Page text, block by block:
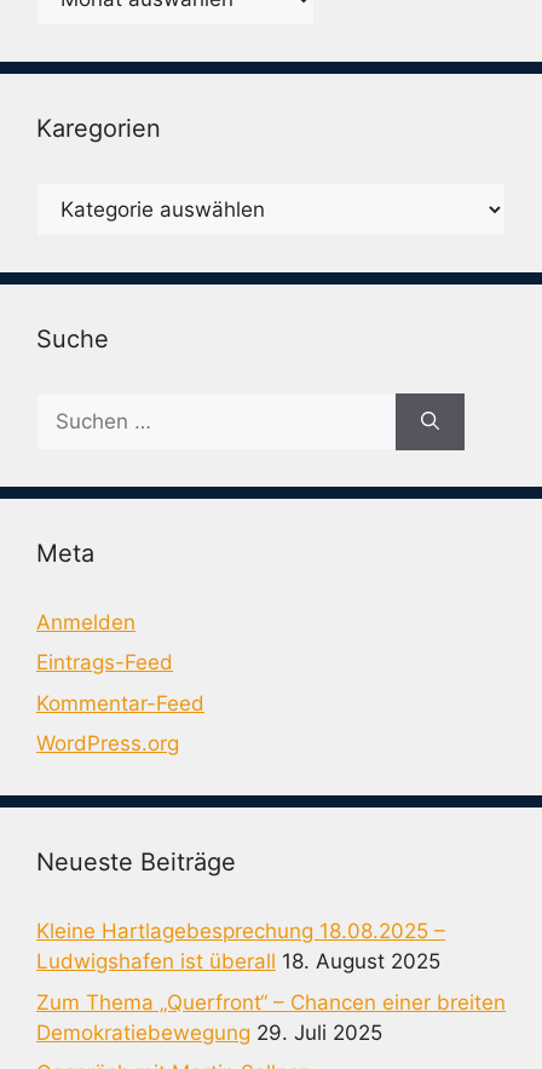
Karegorien
Karegorien
Suche
nach:
Meta
Anmelden
Eintrags-Feed
Kommentar-Feed
WordPress.org
Neueste Beiträge
Kleine Hartlagebesprechung 18.08.2025 –
Ludwigshafen ist überall 18. August 2025
Zum Thema „Querfront“ – Chancen einer breiten
Demokratiebewegung 29. Juli 2025